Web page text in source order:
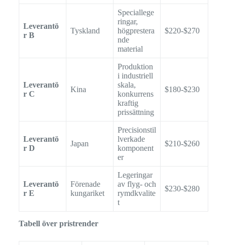
Leverantö
r B
Tyskland
Speciallege
ringar,
högprestera
nde
material
$220-$270
Leverantö
r C
Kina
Produktion
i industriell
skala,
konkurrens
kraftig
prissättning
$180-$230
Leverantö
r D
Japan
Precisionstil
lverkade
komponent
er
$210-$260
Leverantö
r E
Förenade
kungariket
Legeringar
av flyg- och
rymdkvalite
t
$230-$280
Tabell över pristrender